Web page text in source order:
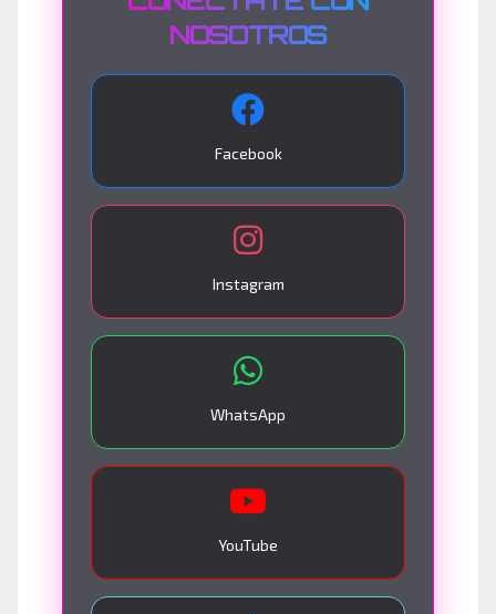
NOSOTROS
Facebook
Instagram
WhatsApp
YouTube